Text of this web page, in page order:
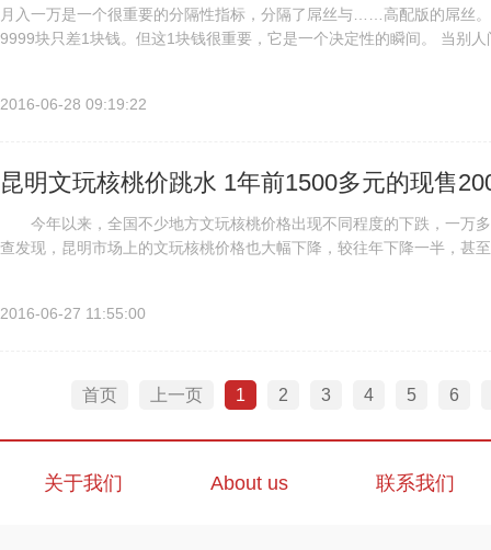
月入一万是一个很重要的分隔性指标，分隔了屌丝与……高配版的屌丝
9999块只差1块钱。但这1块钱很重要，它是一个决定性的瞬间。 当别
2016-06-28 09:19:22
昆明文玩核桃价跳水 1年前1500多元的现售
今年以来，全国不少地方文玩核桃价格出现不同程度的下跌，一万
查发现，昆明市场上的文玩核桃价格也大幅下降，较往年下降一半，甚
2016-06-27 11:55:00
首页 上一页 1 2 3 4 5 6
关于我们 About us 联系我们